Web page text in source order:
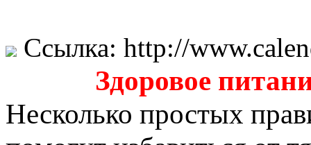
Ссылка: http://
Здоровое
Несколько простых